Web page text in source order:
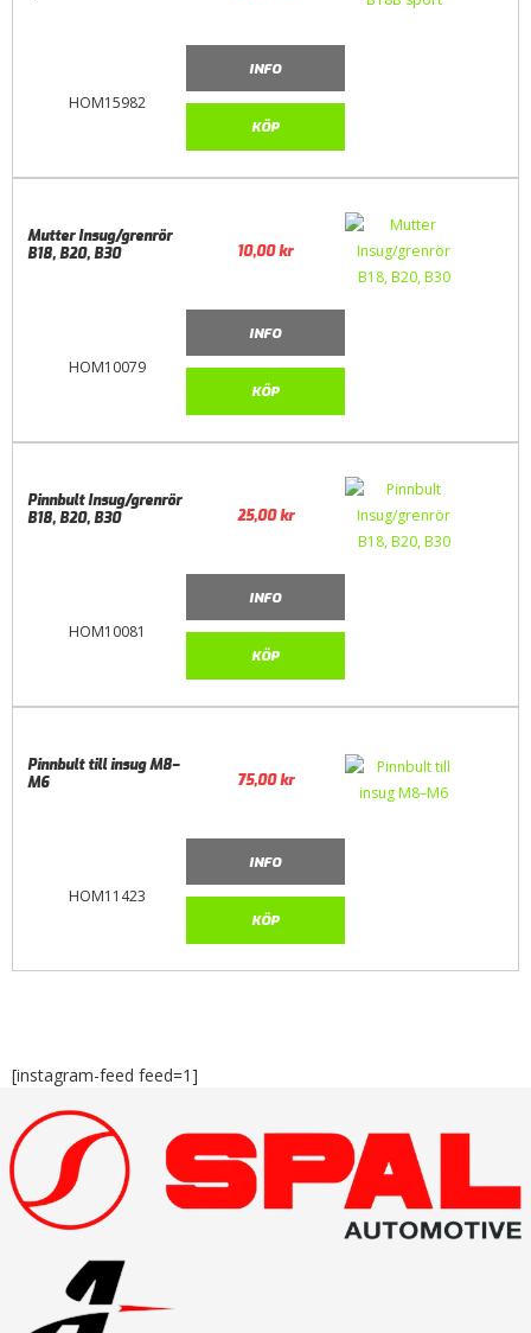
HOM15982
INFO
KÖP
HOM10079
Mutter Insug/grenrör
B18, B20, B30
10,00kr
INFO
KÖP
HOM10081
Pinnbult Insug/grenrör
B18, B20, B30
25,00kr
INFO
KÖP
HOM11423
Pinnbult till insug M8–
M6
75,00kr
INFO
KÖP
[instagram-feed feed=1]